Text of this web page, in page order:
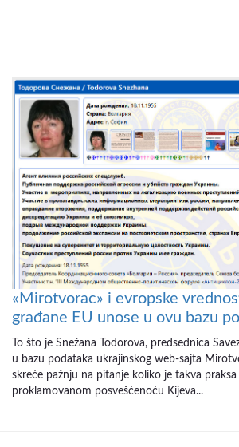
«Mirotvorac» i evropske
građane EU unose u ovu bazu
To što je Snežana Todorova, predsednica
u bazu podataka ukrajinskog web-sajta
skreće pažnju na pitanje koliko je takva praksa
proklamovanom posvešćenoću Kijeva...